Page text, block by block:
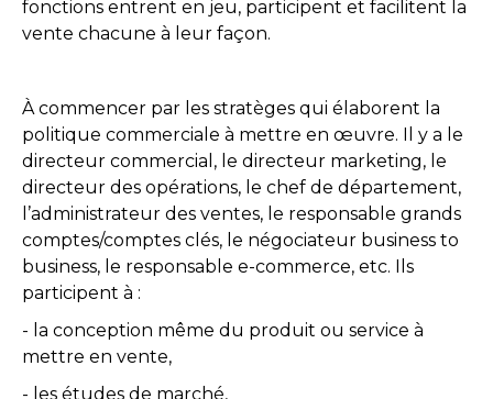
fonctions entrent en jeu, participent et facilitent la
vente chacune à leur façon.
À commencer par les stratèges qui élaborent la
politique commerciale à mettre en œuvre. Il y a le
directeur commercial, le directeur marketing, le
directeur des opérations, le chef de département,
l’administrateur des ventes, le responsable grands
comptes/comptes clés, le négociateur business to
business, le responsable e-commerce, etc. Ils
participent à :
- la conception même du produit ou service à
mettre en vente,
- les études de marché,